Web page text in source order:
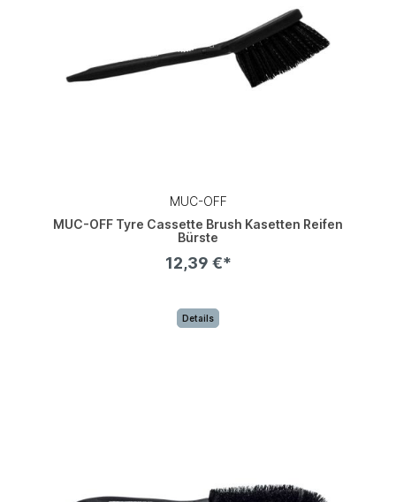
MUC-OFF
MUC-OFF Tyre Cassette Brush Kasetten Reifen
Bürste
12,39 €*
Details